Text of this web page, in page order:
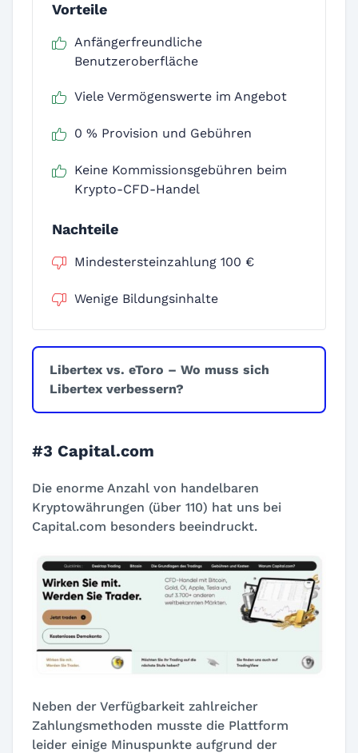
Vorteile
Anfängerfreundliche
Benutzeroberfläche
Viele Vermögenswerte im Angebot
0 % Provision und Gebühren
Keine Kommissionsgebühren beim
Krypto-CFD-Handel
Nachteile
Mindestersteinzahlung 100 €
Wenige Bildungsinhalte
Libertex vs. eToro – Wo muss sich
Libertex verbessern?
#3 Capital.com
Die enorme Anzahl von handelbaren
Kryptowährungen (über 110) hat uns bei
Capital.com besonders beeindruckt.
Neben der Verfügbarkeit zahlreicher
Zahlungsmethoden musste die Plattform
leider einige Minuspunkte aufgrund der